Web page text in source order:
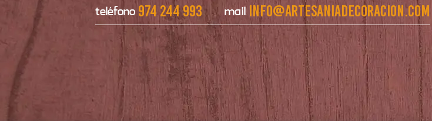
teléfono974 244 993 mail info@artesaniadecoracion.com